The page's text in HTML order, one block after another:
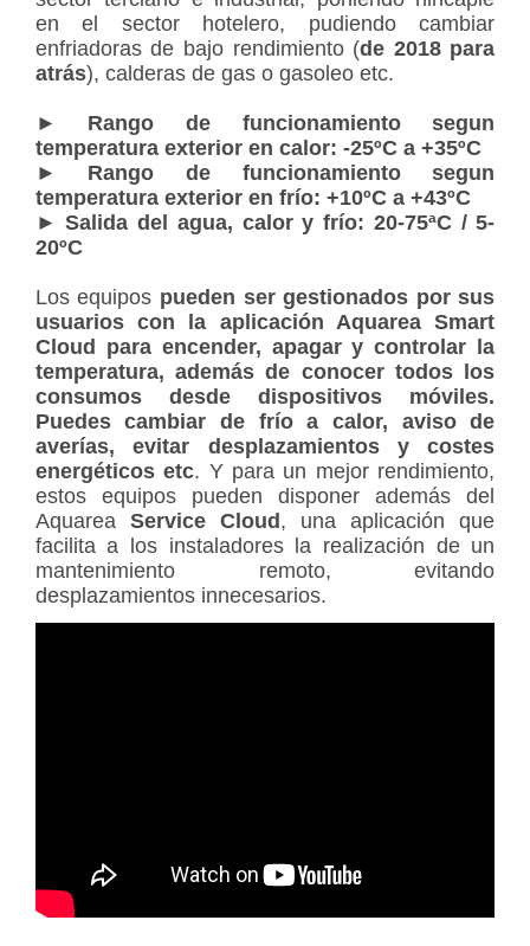
en el sector hotelero, pudiendo cambiar
enfriadoras de bajo rendimiento (de 2018 para
atrás), calderas de gas o gasoleo etc.
► Rango de funcionamiento segun
temperatura exterior en calor: -25ºC a +35ºC
► Rango de funcionamiento segun
temperatura exterior en frío: +10ºC a +43ºC
► Salida del agua, calor y frío: 20-75ªC / 5-
20ºC
Los equipos pueden ser gestionados por sus
usuarios con la aplicación Aquarea Smart
Cloud para encender, apagar y controlar la
temperatura, además de conocer todos los
consumos desde dispositivos móviles.
Puedes cambiar de frío a calor, aviso de
averías, evitar desplazamientos y costes
energéticos etc. Y para un mejor rendimiento,
estos equipos pueden disponer además del
Aquarea Service Cloud , una aplicación que
facilita a los instaladores la realización de un
mantenimiento remoto, evitando
desplazamientos innecesarios.